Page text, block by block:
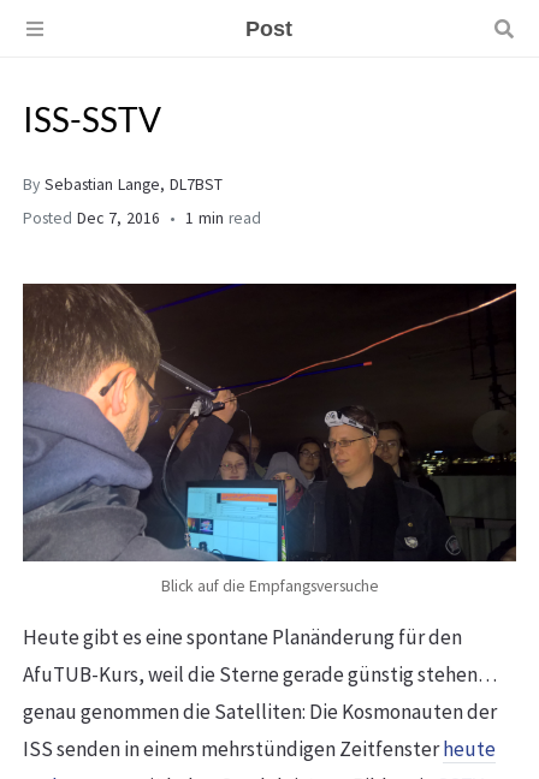
Post
ISS-SSTV
By Sebastian Lange, DL7BST
Posted Dec 7, 2016 1 min read
Blick auf die Empfangsversuche
Heute gibt es eine spontane Planänderung für den
AfuTUB-Kurs, weil die Sterne gerade günstig stehen…
genau genommen die Satelliten: Die Kosmonauten der
ISS senden in einem mehrstündigen Zeitfensterheute